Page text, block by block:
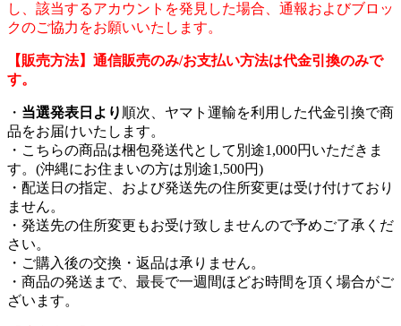
し、該当するアカウントを発見した場合、通報およびブロッ
クのご協力をお願いいたします。
【販売方法】通信販売のみ/お支払い方法は代金引換のみで
す。
・ 当選発表日より 順次、ヤマト運輸を利用した代金引換で商
品をお届けいたします。
・こちらの商品は梱包発送代として別途1,000円いただきま
す。(沖縄にお住まいの方は別途1,500円)
・配送日の指定、および発送先の住所変更は受け付けており
ません。
・発送先の住所変更もお受け致しませんので予めご了承くだ
さい。
・ご購入後の交換・返品は承りません。
・商品の発送まで、最長で一週間ほどお時間を頂く場合がご
ざいます。